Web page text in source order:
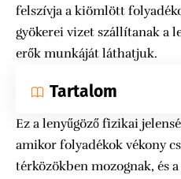
felszívja a kiömlött
gyökerei vizet szállítanak a
erők munkáját láthatjuk.
Tartalom
Ez a lenyűgöző fizikai
amikor folyadékok vékony
térközökben mozognak, és